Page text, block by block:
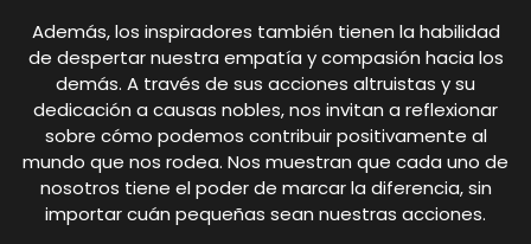
Además, los inspiradores también tienen la habilidad
de despertar nuestra empatía y compasión hacia los
demás. A través de sus acciones altruistas y su
dedicación a causas nobles, nos invitan a reflexionar
sobre cómo podemos contribuir positivamente al
mundo que nos rodea. Nos muestran que cada uno de
nosotros tiene el poder de marcar la diferencia, sin
importar cuán pequeñas sean nuestras acciones.